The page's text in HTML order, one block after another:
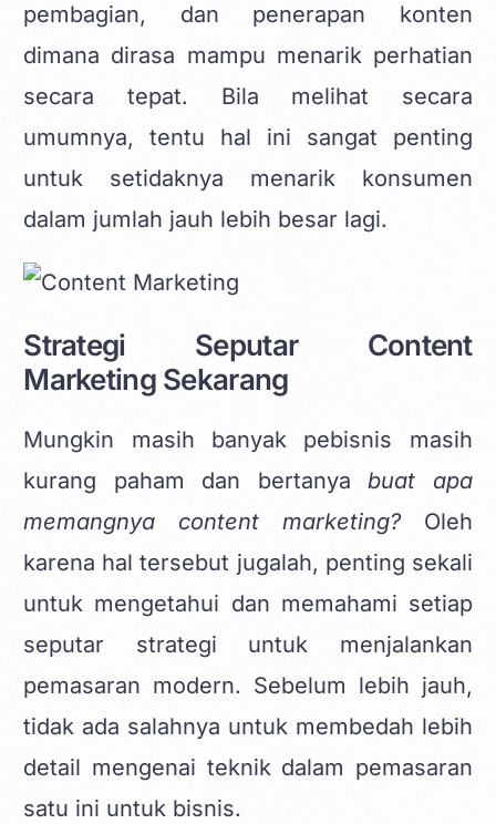
pembagian, dan penerapan konten
dimana dirasa mampu menarik perhatian
secara tepat. Bila melihat secara
umumnya, tentu hal ini sangat penting
untuk setidaknya menarik konsumen
dalam jumlah jauh lebih besar lagi.
Strategi Seputar Content
Marketing Sekarang
Mungkin masih banyak pebisnis masih
kurang paham dan bertanyabuat apa
memangnya content marketing?Oleh
karena hal tersebut jugalah, penting sekali
untuk mengetahui dan memahami setiap
seputar strategi untuk menjalankan
pemasaran modern. Sebelum lebih jauh,
tidak ada salahnya untuk membedah lebih
detail mengenai teknik dalam pemasaran
satu ini untuk bisnis.